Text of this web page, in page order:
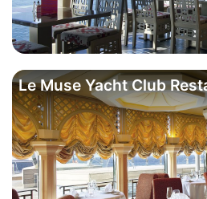
Le Muse Yacht Club